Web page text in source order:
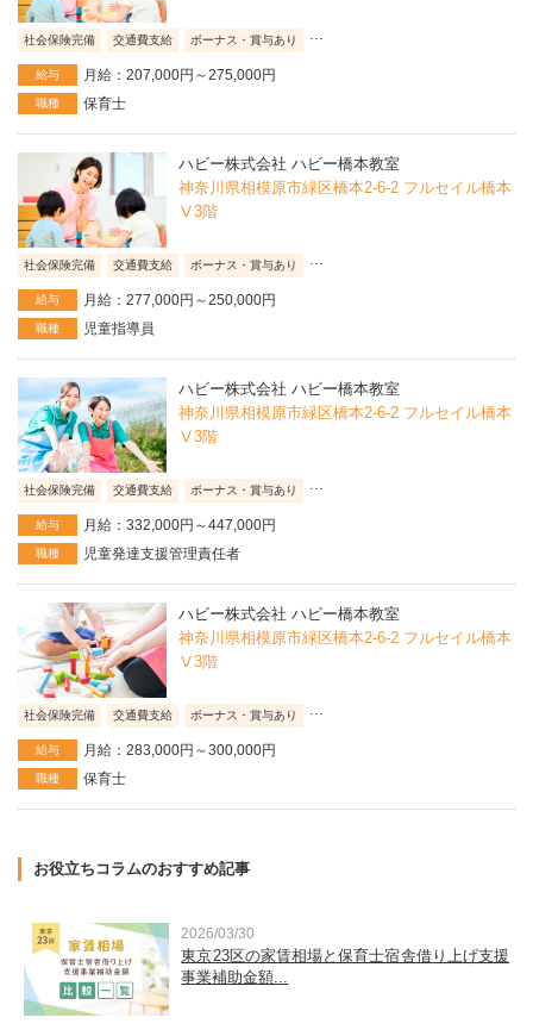
社会保険完備 交通費支給 ボーナス・賞与あり
給与 月給：207,000円～275,000円
職種 保育士
ハビー株式会社 ハビー橋本教室
神奈川県相模原市緑区橋本2-6-2 フルセイル橋本
Ⅴ3階
社会保険完備 交通費支給 ボーナス・賞与あり
給与 月給：277,000円～250,000円
職種 児童指導員
ハビー株式会社 ハビー橋本教室
神奈川県相模原市緑区橋本2-6-2 フルセイル橋本
Ⅴ3階
社会保険完備 交通費支給 ボーナス・賞与あり
給与 月給：332,000円～447,000円
職種 児童発達支援管理責任者
ハビー株式会社 ハビー橋本教室
神奈川県相模原市緑区橋本2-6-2 フルセイル橋本
Ⅴ3階
社会保険完備 交通費支給 ボーナス・賞与あり
給与 月給：283,000円～300,000円
職種 保育士
お役立ちコラムのおすすめ記事
2026/03/30
東京23区の家賃相場と保育士宿舎借り上げ支援
事業補助金額...